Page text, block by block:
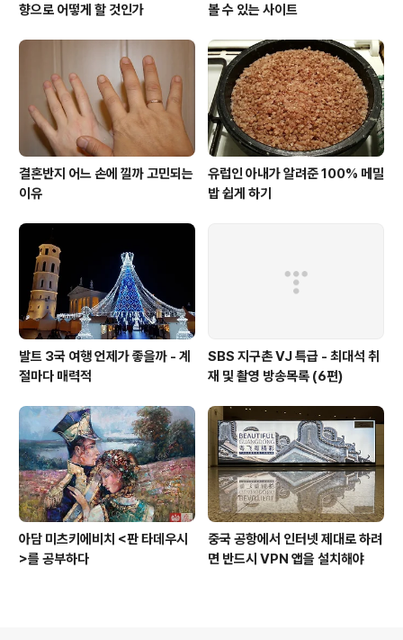
향으로 어떻게 할 것인가
볼 수 있는 사이트
결혼반지 어느 손에 낄까 고민되는
이유
유럽인 아내가 알려준 100% 메밀
밥 쉽게 하기
발트 3국 여행 언제가 좋을까 - 계
절마다 매력적
SBS 지구촌 VJ 특급 - 최대석 취
재 및 촬영 방송목록 (6편)
아담 미츠키에비치 <판 타데우시
>를 공부하다
중국 공항에서 인터넷 제대로 하려
면 반드시 VPN 앱을 설치해야